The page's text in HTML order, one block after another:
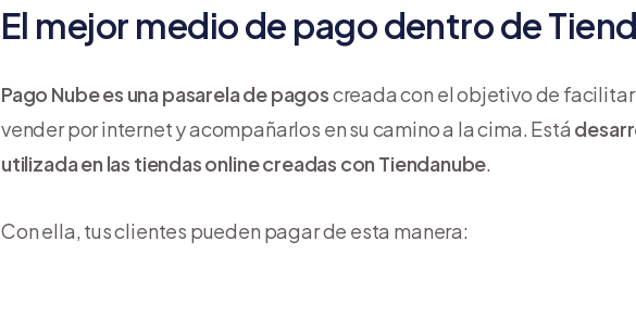
El mejor medio de pago dentro de
Pago Nubees una pasarela de pagoscreada con el objetivo de
vender por internet y acompañarlos en su camino a la cima. Está
utilizada en las tiendas online creadas con Tiendanube.
Con ella, tus clientes pueden pagar de esta manera: